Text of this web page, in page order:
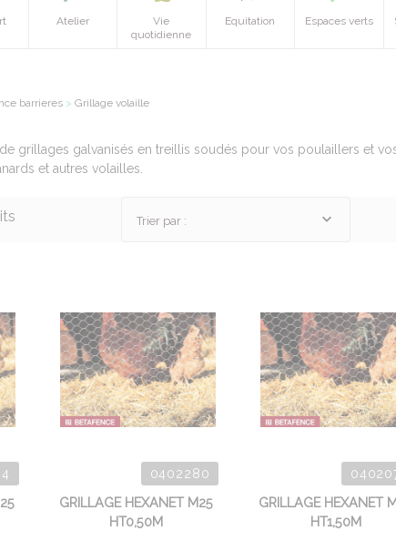
Atelier
Vie
quotidienne
Equitation Espaces verts
barrieres > Grillage volaille
grillages galvanisés en treillis soudés pour vos poulaillers et
et autres volailles.
Trier par :
0402280
GRILLAGE HEXANET M25
HT0,50M
GRILLAGE HEXANET
HT1,50M